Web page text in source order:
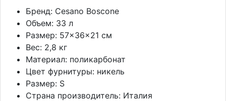
Бренд: Cesano Boscone
Объем: 33 л
Размер: 57×36×21 см
Вес: 2,8 кг
Материал: поликарбонат
Цвет фурнитуры: никель
Размер: S
Страна производитель: Италия